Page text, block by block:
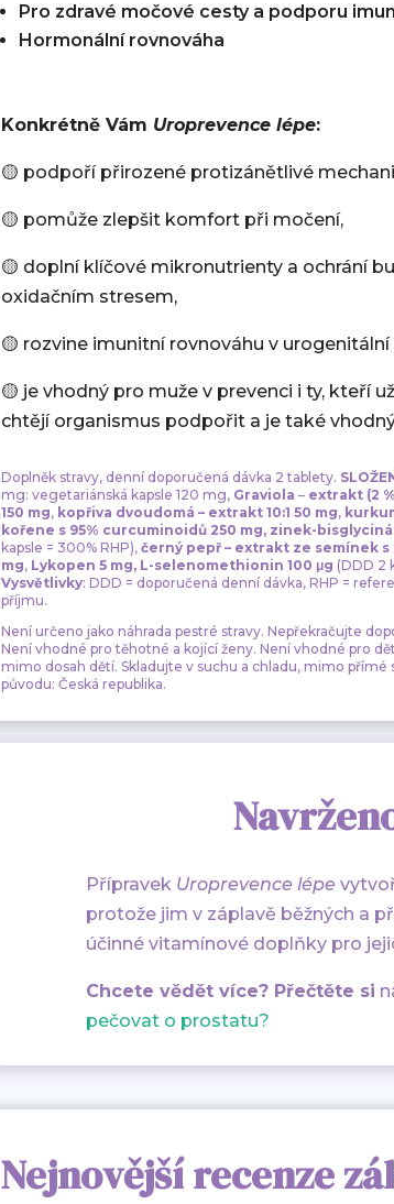
Pro zdravé močové cesty a podporu
Hormonální rovnováha
Konkrétně Vám Uroprevence lépe:
🟡 podpoří přirozené protizánětlivé
🟡 pomůže zlepšit komfort při močení,
🟡 doplní klíčové mikronutrienty a ochrání
oxidačním stresem,
🟡 rozvine imunitní rovnováhu v
🟡 je vhodný pro muže v prevenci i ty, kteří
chtějí organismus podpořit a je také
Doplněk stravy, denní doporučená dávka 2 tablety.
mg: vegetariánská kapsle 120 mg, Graviola – extrakt (2
150 mg, kopřiva dvoudomá – extrakt 10:1 50 mg,
kořene s 95% curcuminoidů 250 mg, zinek-
kapsle = 300% RHP),černý pepř – extrakt ze semínek s
mg, Lykopen 5 mg, L-selenomethionin 100 μg (DDD 2
Vysvětlivky: DDD = doporučená denní dávka, RHP =
příjmu.
Není určeno jako náhrada pestré stravy. Nepřekračujte
Není vhodné pro těhotné a kojící ženy. Není vhodné pro
mimo dosah dětí. Skladujte v suchu a chladu, mimo přímé
původu: Česká republika.
Přípravek Uroprevence lépe
protože jim v záplavě běžných a
účinné vitamínové doplňky pro
Chcete vědět více? Přečtěte si
pečovat o prostatu?
Nejnovější recenze